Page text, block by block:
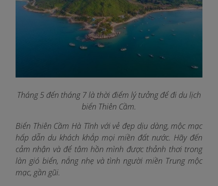
Tháng 5 đến tháng 7 là thời điểm lý tưởng để đi du lịch
biển Thiên Cầm.
Biển Thiên Cầm Hà Tĩnh với vẻ đẹp dịu dàng, mộc mạc
hấp dẫn du khách khắp mọi miền đất nước. Hãy đến
cảm nhận và để tâm hồn mình được thảnh thơi trong
làn gió biển, nắng nhẹ và tình người miền Trung mộc
mạc, gần gũi.